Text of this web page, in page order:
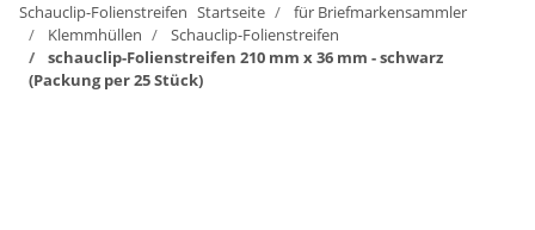
Schauclip-Folienstreifen Startseite
für Briefmarkensammler
Klemmhüllen
Schauclip-Folienstreifen
schauclip-Folienstreifen 210 mm x 36 mm - schwarz
(Packung per 25 Stück)